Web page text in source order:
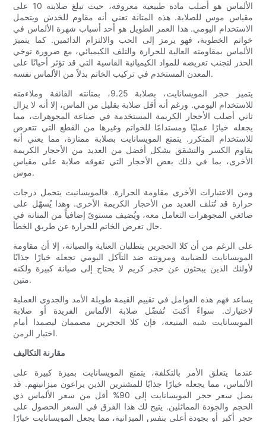
الألماس هو أصلب مادة طبيعية معروفة، حيث تبلغ صلابته 10 على
مقياس موس للصلابة. هذه المتانة تعني أنه مقاوم للخدش ويتحمل
الاستخدام اليومي. هذا العمر الطويل هو أحد أسباب شهرة الألماس في
خواتم الخطوبة، فهو يرمز إلى الحب والالتزام الدائمين. كما يتميز
الألماس بمقاومته العالية للحرارة والتلف الكيميائي، مع ضرورة توخي
الحذر لتجنب تعريضه للمواد الكيميائية القاسية التي قد تؤثر أحيانًا على
المعدن المستخدم في تركيب الخاتم بدلاً من الألماس نفسه.
يتميز حجر المويسانايت، بصلابة 9.25، بمتانته الفائقة وملاءمته
للاستخدام اليومي. ورغم أنه أقل صلابة بقليل من الماس، إلا أنه لا يزال
ثاني أصلب الأحجار الكريمة المستخدمة في صناعة المجوهرات، مما
يجعله خيارًا عمليًا ومستدامًا للخواتم وغيرها من القطع التي تتعرض
للاستخدام المتكرر. يتمتع المويسانايت بصلابة ممتازة، مما يعني أنه
يقاوم الكسر والتشقق بشكل أفضل من العديد من الأحجار الكريمة
الأخرى، بما في ذلك بعض الأحجار التي تفوقه صلابة على مقياس
موس.
ومن الاعتبارات الأخرى مقاومة الحرارة. فالمويسانيت يتحمل درجات
حرارة قد تُتلف العديد من الأحجار الكريمة الأخرى. وهذا يُسهّل على
صائغي المجوهرات التعامل معه، ويُضيف مستوىً إضافياً من المتانة في
حال تعرض الخاتم للحرارة عن طريق الخطأ.
على الرغم من أن كلا الحجرين يتطلبان العناية والصيانة، إلا أن مقاومة
المويسانايت للضبابية ومرونته ضد التآكل اليومي تجعله خيارًا جذابًا
لأولئك الذين يبحثون عن حجر كريم لا يحتاج إلى صيانة كبيرة ولكنه
متين.
يساعد فهم هذه العوامل في تقييم القيمة طويلة الأمد والجدوى العملية
لاختيارك. سواءً أكنتَ تُفضّل صلابة الألماس الفريدة أو صلابة
المويسانايت شبه المنيعة، فإن كلا الحجرين مصممان ليصمدا أمام
اختبار الزمن.
مقارنة التكاليف
عندما يتعلق الأمر بالتكلفة، يتمتع المويسانايت بميزة كبيرة على
الألماس، مما يجعله خيارًا جذابًا للمشترين الذين يراعون ميزانيتهم. قد
يصل سعر حجر المويسانايت إلى 90% أقل من سعر الألماس ذي
الحجم والجودة المماثلين. يتيح لك هذا الفرق في السعر الحصول على
حجر أكبر أو بجودة أعلى بنفس الميزانية، مما يجعل المويسانايت خيارًا